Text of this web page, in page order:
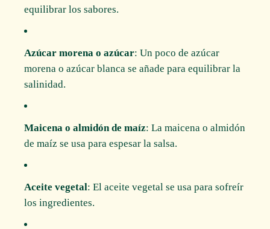
equilibrar los sabores.
Azúcar morena o azúcar: Un poco de azúcar
morena o azúcar blanca se añade para equilibrar la
salinidad.
Maicena o almidón de maíz: La maicena o almidón
de maíz se usa para espesar la salsa.
Aceite vegetal: El aceite vegetal se usa para sofreír
los ingredientes.